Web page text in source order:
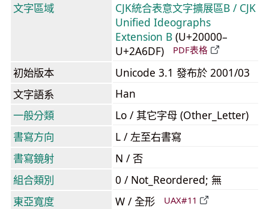
文字區域
CJK統合表意文字擴展區B / CJK
Unified Ideographs
Extension B (U+20000–
U+2A6DF)
PDF表格
初始版本
Unicode 3.1 發布於 2001/03
文字語系
Han
一般分類
Lo / 其它字母 (Other_Letter)
書寫方向
L / 左至右書寫
書寫鏡射
N / 否
組合類別
0 / Not_Reordered; 無
東亞寬度
W / 全形 UAX#11